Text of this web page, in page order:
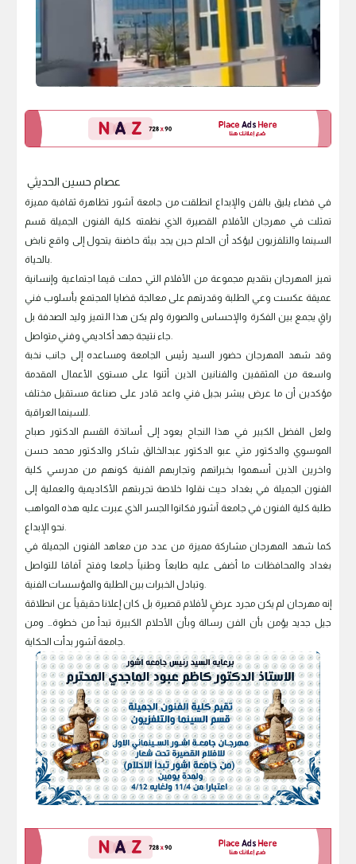
في فضاء يليق بالفن والإبداع انطلقت من جامعة آشور تظاهرة ثقافية مميزة
تمثلت في مهرجان الأفلام القصيرة الذي نظمته كلية الفنون الجميلة قسم
السينما والتلفزيون ليؤكد أن الحلم حين يجد بيئة حاضنة يتحول إلى واقع نابض
بالحياة.
تميز المهرجان بتقديم مجموعة من الأفلام التي حملت قيما اجتماعية وإنسانية
عميقة عكست وعي الطلبة وقدرتهم على معالجة قضايا المجتمع بأسلوب فني
راقٍ يجمع بين الفكرة والإحساس والصورة ولم يكن هذا التميز وليد الصدفة بل
جاء نتيجة جهد أكاديمي وفني متواصل.
وقد شهد المهرجان حضور السيد رئيس الجامعة ومساعده إلى جانب نخبة
واسعة من المثقفين والفنانين الذين أثنوا على مستوى الأعمال المقدمة
مؤكدين أن ما عرض يبشر بجيل فني واعد قادر على صناعة مستقبل مختلف
للسينما العراقية.
ولعل الفضل الكبير في هذا النجاح يعود إلى أساتذة القسم الدكتور صباح
الموسوي والدكتور متي عبو الدكتور عبدالخالق شاكر والدكتور محمد حسن
واخرين الذين أسهموا بخبراتهم وتجاربهم الفنية كونهم من مدرسي كلية
الفنون الجميلة في بغداد حيث نقلوا خلاصة تجربتهم الأكاديمية والعملية إلى
طلبة كلية الفنون في جامعة آشور فكانوا الجسر الذي عبرت عليه هذه المواهب
نحو الإبداع.
كما شهد المهرجان مشاركة مميزة من عدد من معاهد الفنون الجميلة في
بغداد والمحافظات ما أضفى عليه طابعاً وطنياً جامعا وفتح آفاقا للتواصل
وتبادل الخبرات بين الطلبة والمؤسسات الفنية.
إنه مهرجان لم يكن مجرد عرضٍ لأفلام قصيرة بل كان إعلانا حقيقياً عن انطلاقة
جيل جديد يؤمن بأن الفن رسالة وبأن الأحلام الكبيرة تبدأ من خطوة… ومن
جامعة آشور بدأت الحكاية.